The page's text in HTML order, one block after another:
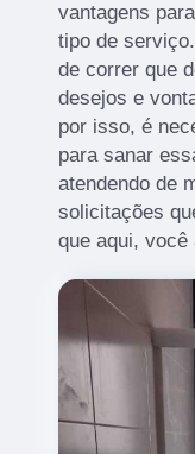
vantagens
tipo de
de correr que
desejos e
por isso, é
para sanar
atendendo de
solicitações
que aqui, você